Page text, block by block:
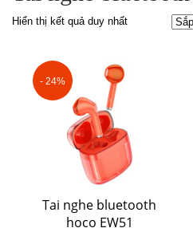
Hiển thị kết quả duy nhất
- 24%
Tai nghe bluetooth
hoco EW51